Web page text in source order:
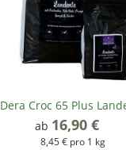
Dera Croc 65 Plus
ab 16,90 €
8,45 € pro 1 kg